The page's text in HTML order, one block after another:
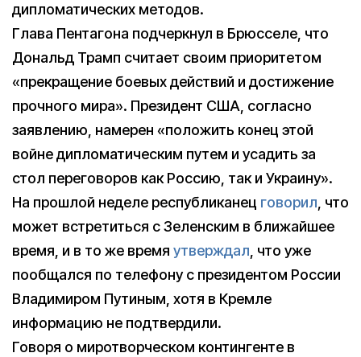
дипломатических методов.
Глава Пентагона подчеркнул в Брюсселе, что
Дональд Трамп считает своим приоритетом
«прекращение боевых действий и достижение
прочного мира». Президент США, согласно
заявлению, намерен «положить конец этой
войне дипломатическим путем и усадить за
стол переговоров как Россию, так и Украину».
На прошлой неделе республиканец говорил, что
может встретиться с Зеленским в ближайшее
время, и в то же время утверждал, что уже
пообщался по телефону с президентом России
Владимиром Путиным, хотя в Кремле
информацию не подтвердили.
Говоря о миротворческом контингенте в